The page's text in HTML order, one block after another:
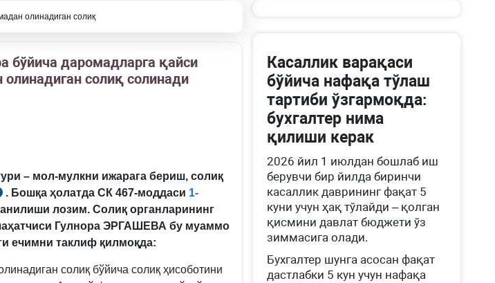
олинадиган солиқ
бўйича даромадларга қайси
солиқ солинади
– мол-мулкни ижарага бериш, солиқ
СК
. Бошқа ҳолатда СК 467-моддаси 1-
лозим. Солиқ органларининг
Гулнора ЭРГАШЕВА бу муаммо
ечимни таклиф қилмоқда:
солиқ бўйича солиқ ҳисоботини
Касаллик варақаси
бўйича нафақа тўлаш
тартиби ўзгармоқда:
бухгалтер нима
қилиши керак
2026 йил 1 июлдан бошлаб иш
берувчи бир йилда биринчи
касаллик даврининг фақат 5
куни учун ҳақ тўлайди – қолган
қисмини давлат бюджети ўз
зиммасига олади.
Бухгалтер шунга асосан фақат
дастлабки 5 кун учун нафақа